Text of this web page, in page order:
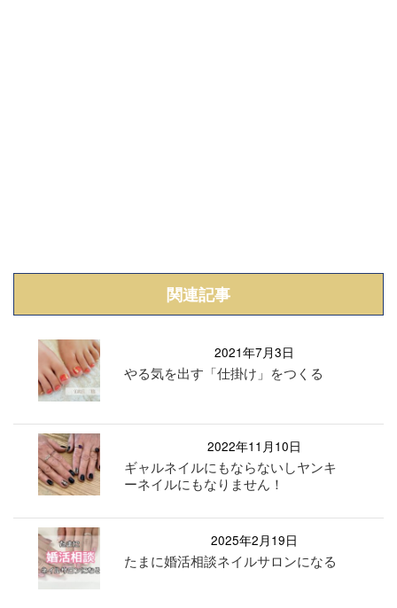
関連記事
2021年7月3日
やる気を出す「仕掛け」をつくる
2022年11月10日
ギャルネイルにもならないしヤンキ
ーネイルにもなりません！
2025年2月19日
たまに婚活相談ネイルサロンになる